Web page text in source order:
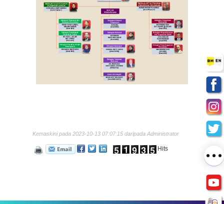
Kemaskini pada 2023-10-13 07:07:15 daripada Administrator
Hits